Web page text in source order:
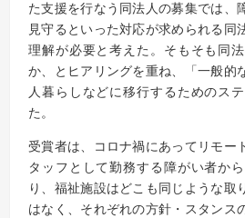
た支援を行なう同法人の募集では、
見守るといった対応が求められる同
理解が必要と考えた。そもそも同
か、とヒアリングを重ね、「一般的
人暮らしなどに移行するためのス
た。
受賞者は、コロナ禍にあってリモー
タッフとして勤務する障がい者か
り、福祉施設はどこも同じような取
はなく、それぞれの方針・スタンス